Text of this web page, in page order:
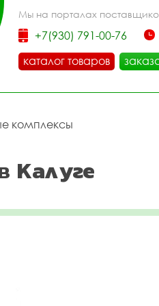
Мы на порталах
+7(930) 791-00-76
каталог товаров
комплексы
Калуге